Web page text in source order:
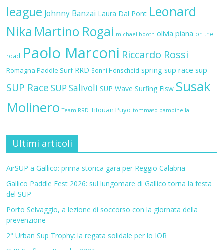
league Johnny Banzai Laura Dal Pont Leonard
Nika Martino Rogai michael booth olivia piana on the
road Paolo Marconi Riccardo Rossi
Romagna Paddle Surf RRD Sonni Hönscheid spring sup race sup
SUP Race SUP Salivoli SUP Wave Surfing Fisw Susak
Molinero Team RRD Titouan Puyo tommaso pampinella
Ultimi articoli
AirSUP a Gallico: prima storica gara per Reggio Calabria
Gallico Paddle Fest 2026: sul lungomare di Gallico torna la festa
del SUP
Porto Selvaggio, a lezione di soccorso con la giornata della
prevenzione
2° Urban Sup Trophy: la regata solidale per lo IOR